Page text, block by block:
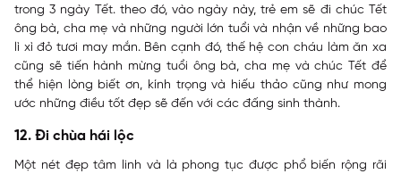
trong 3 ngày Tết. theo đó, vào ngày này, trẻ em sẽ đi chúc Tết
ông bà, cha mẹ và những người lớn tuổi và nhận về những bao
lì xì đỏ tươi may mắn. Bên cạnh đó, thế hệ con cháu làm ăn xa
cũng sẽ tiến hành mừng tuổi ông bà, cha mẹ và chúc Tết để
thể hiện lòng biết ơn, kính trọng và hiếu thảo cũng như mong
ước những điều tốt đẹp sẽ đến với các đấng sinh thành.
12. Đi chùa hái lộc
Một nét đẹp tâm linh và là phong tục được phổ biến rộng rãi